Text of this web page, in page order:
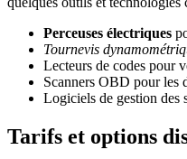
Perceuses électriques
Tournevis
Lecteurs de codes pour
Scanners OBD pour les
Logiciels de gestion des
Tarifs et options